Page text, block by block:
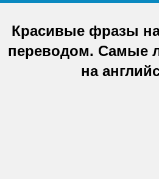
Красивые фразы
переводом. Самые
на